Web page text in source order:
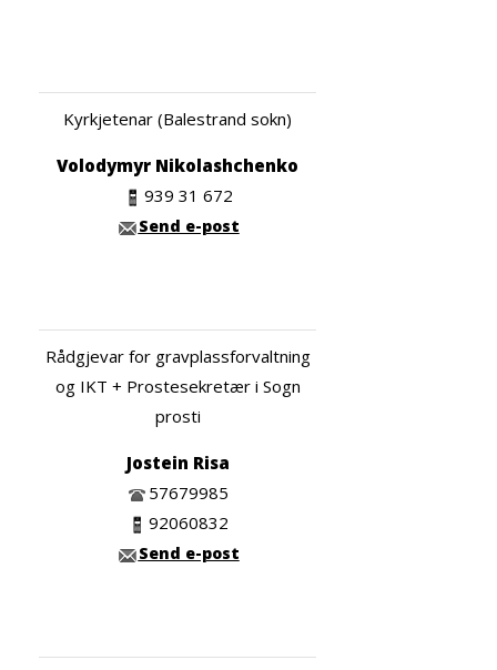
Kyrkjetenar (Balestrand sokn)
Volodymyr Nikolashchenko
939 31 672
Send e-post
Rådgjevar for gravplassforvaltning
og IKT + Prostesekretær i Sogn
prosti
Jostein Risa
57679985
92060832
Send e-post